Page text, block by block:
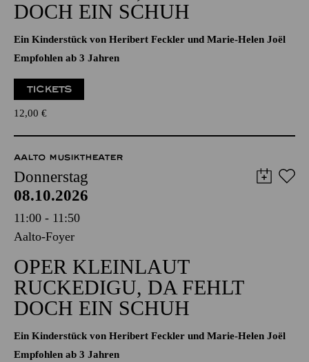
OPER KLEINLAUT
RUCKEDIGU, DA FEHLT
DOCH EIN SCHUH
Ein Kinderstück von Heribert Feckler und Marie-Helen Joël
Empfohlen ab 3 Jahren
12,00€
AALTO MUSIKTHEATER
Donnerstag
08.10.2026
11:00 - 11:50
Aalto-Foyer
OPER KLEINLAUT
RUCKEDIGU, DA FEHLT
DOCH EIN SCHUH